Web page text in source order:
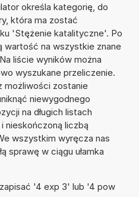
określa kategorię, do
która ma zostać
'Stężenie katalityczne'. Po
wartość na wszystkie znane
liście wyników można
wyszukane przeliczenie.
możliwości zostanie
niewygodnego
na długich listach
nieskończoną liczbą
wszystkim wyręcza nas
sprawę w ciągu ułamka
'4 exp 3' lub '4 pow